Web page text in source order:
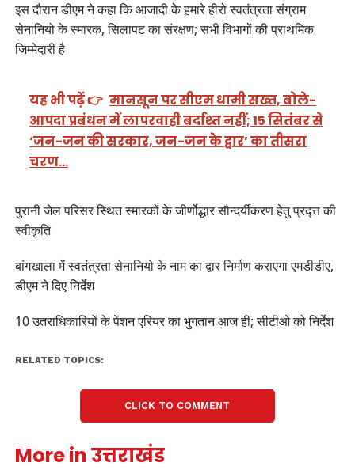
इस दौरान डीएम ने कहा कि आजादी केे हमारे हीरो स्वतंत्रता संग्राम
सेनानियो के स्मारक, सिलापट का संरक्षण; सभी विभागों की प्राथमिक
जिम्मेदारी है
यह भी पढ़ें 👉 मानसून पर सीएम धामी सख्त, बोले-
आपदा प्रबंधन में लापरवाही बर्दाश्त नहीं; 15 सितंबर से
‘जन-जन की सरकार, जन-जन के द्वार’ का तीसरा
चरण…
पुरानी जेल परिसर स्थित स्मारकों के जीर्णोद्धार सौन्दर्यीकरण हेतु प्रद्त्त की
स्वीकृति
बांगखाला में स्वतंत्रता सेनानियो के नाम का द्वार निर्माण कराएगा एमडीडीए,
डीएम ने दिए निर्देश
10 उतराधिकारियों के पेंशन एरियर का भुगतान आज ही; सीटीओ को निर्देश
RELATED TOPICS:
CLICK TO COMMENT
More in उत्तराखंड